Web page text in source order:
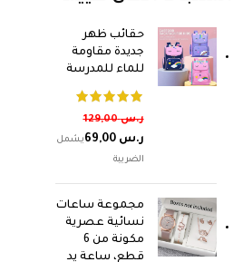
حقائب ظهر
جديدة مقاومة
للماء للمدرسة
ر.س129,00
ر.س 69,00
مجموعة ساعات
نسائية عصرية
مكونة من 6
قطع، ساعة يد